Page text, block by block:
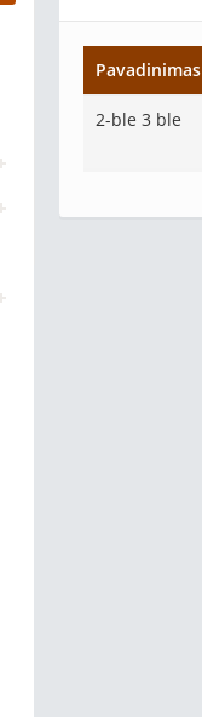
Pavadinimas
2-ble 3 ble